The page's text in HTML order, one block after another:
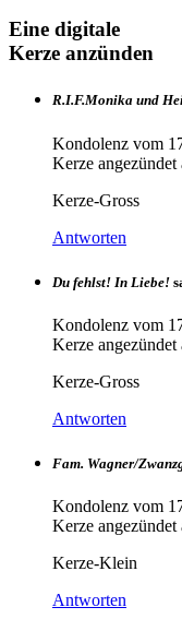
Eine digitale
Kerze anzünden
R.I.F.Monika und
Kondolenz vom
Kerze angezündet
Kerze-Gross
Antworten
Du fehlst! In Liebe!
Kondolenz vom
Kerze angezündet
Kerze-Gross
Antworten
Fam. Wagner/
Kondolenz vom
Kerze angezündet
Kerze-Klein
Antworten